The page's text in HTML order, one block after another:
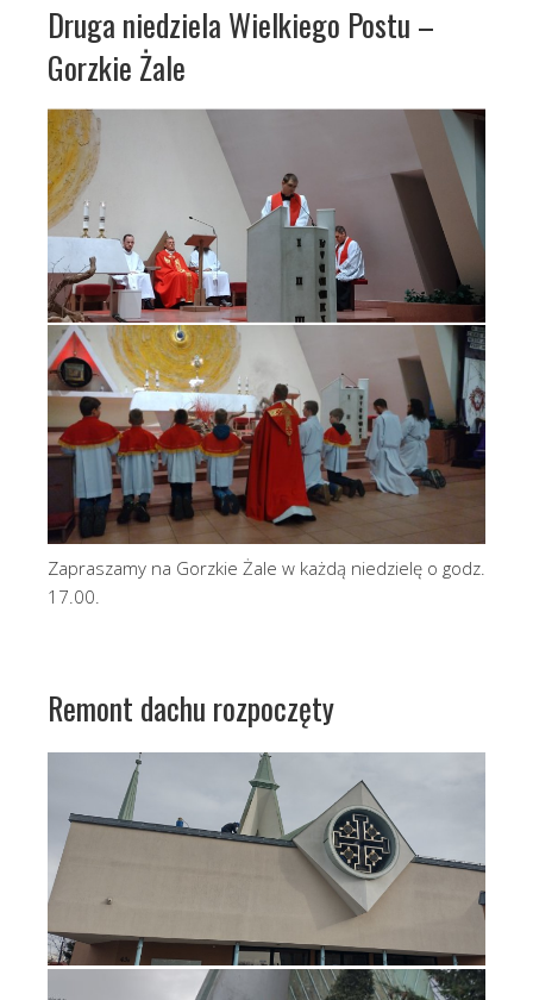
Druga niedziela Wielkiego Postu –
Gorzkie Żale
Zapraszamy na Gorzkie Żale w każdą niedzielę o godz.
17.00.
Remont dachu rozpoczęty